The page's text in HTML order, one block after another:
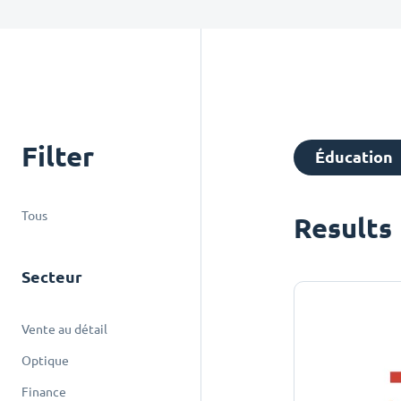
Filter
Tous
Secteur
Vente au détail
Optique
Finance
Éducation
Results